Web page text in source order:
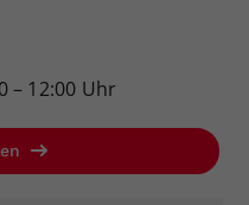
– 12:00 Uhr